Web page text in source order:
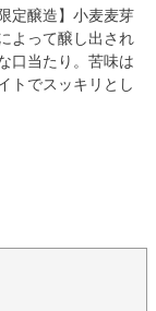
定醸造】小麦麦芽
よって醸し出され
口当たり。苦味は
トでスッキリとし